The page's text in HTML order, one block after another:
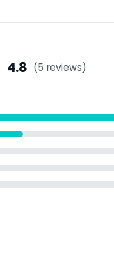
4.8 (5 reviews)